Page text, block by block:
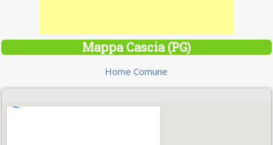
Mappa Cascia (PG)
Home Comune